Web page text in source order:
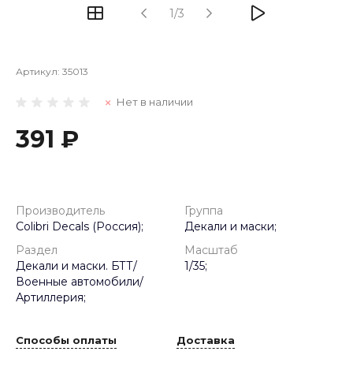
1/3
Артикул: 35013
Нет в наличии
391 ₽
Производитель
Colibri Decals (Россия);
Группа
Декали и маски;
Раздел
Декали и маски. БТТ/
Военные автомобили/
Артиллерия;
Масштаб
1/35;
Способы оплаты Доставка